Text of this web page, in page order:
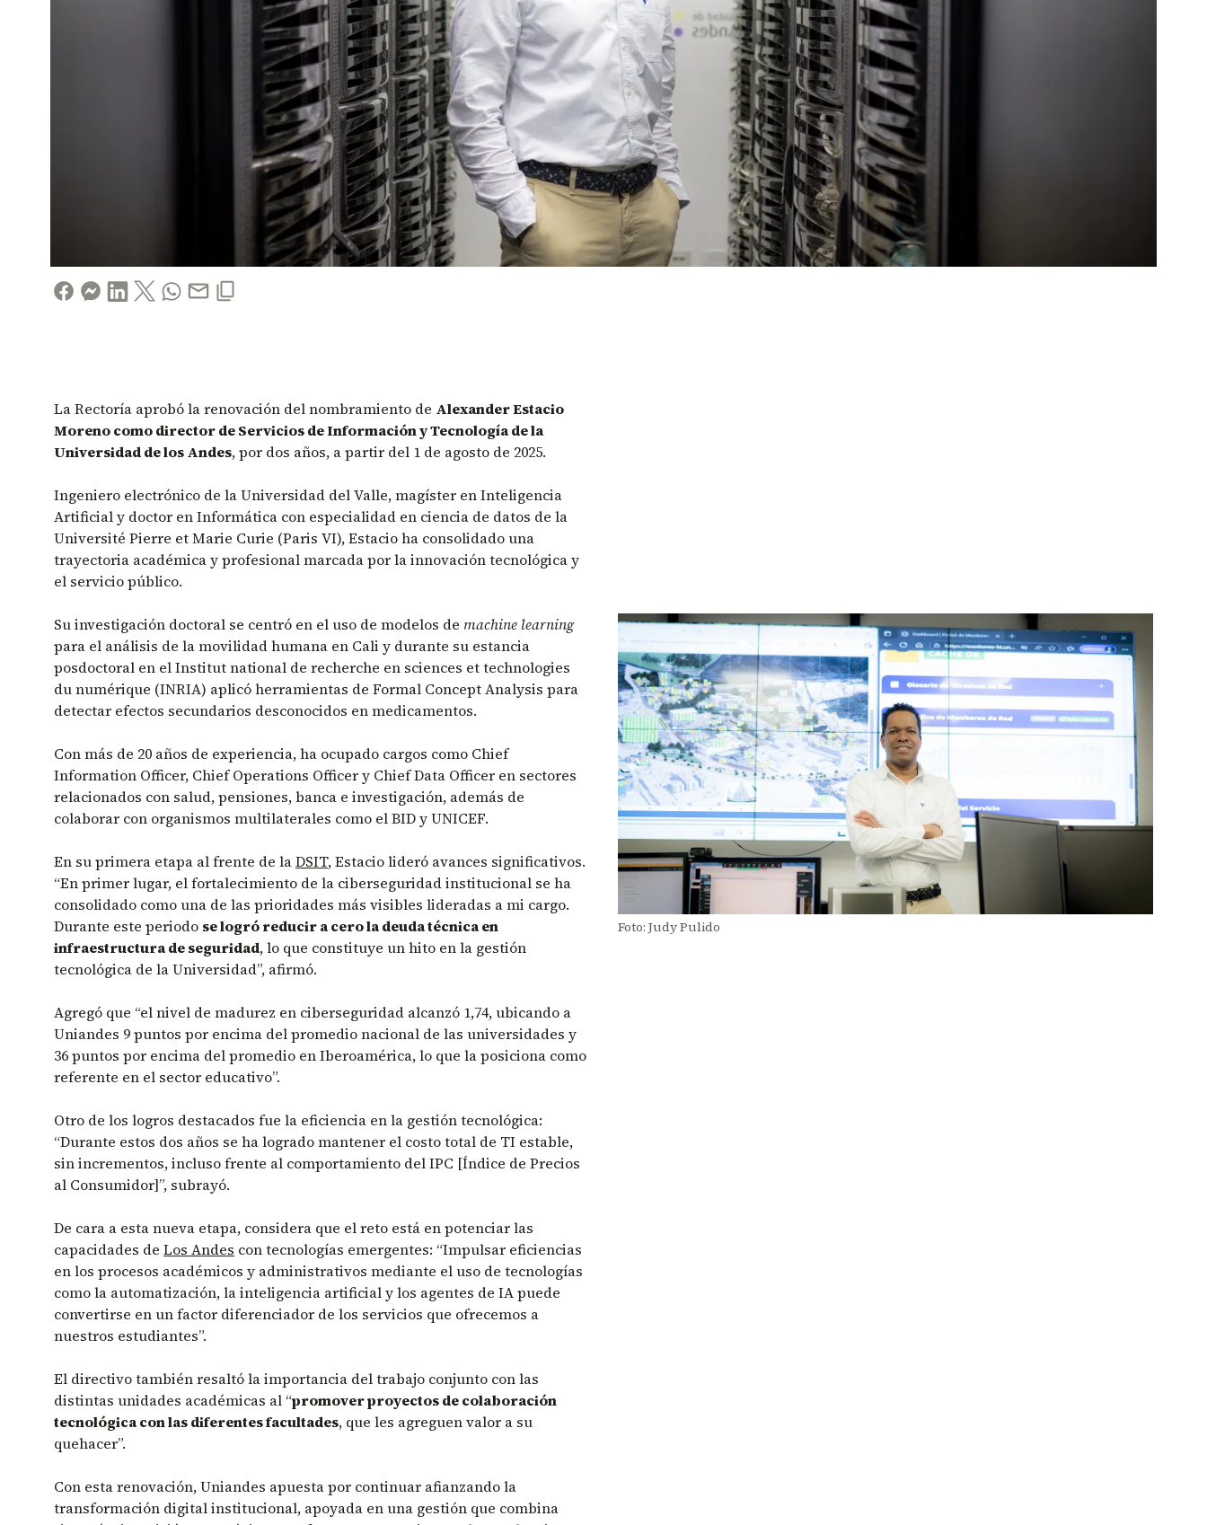
La Rectoría aprobó la renovación del nombramiento de Alexander Estacio
Moreno como director de Servicios de Información y Tecnología de la
Universidad de los Andes, por dos años, a partir del 1 de agosto de 2025.
Ingeniero electrónico de la Universidad del Valle, magíster en Inteligencia
Artificial y doctor en Informática con especialidad en ciencia de datos de la
Université Pierre et Marie Curie (Paris VI), Estacio ha consolidado una
trayectoria académica y profesional marcada por la innovación tecnológica y
el servicio público.
Su investigación doctoral se centró en el uso de modelos de machine learning
para el análisis de la movilidad humana en Cali y durante su estancia
posdoctoral en el Institut national de recherche en sciences et technologies
du numérique (INRIA) aplicó herramientas de Formal Concept Analysis para
detectar efectos secundarios desconocidos en medicamentos.
Con más de 20 años de experiencia, ha ocupado cargos como Chief
Information Officer, Chief Operations Officer y Chief Data Officer en sectores
relacionados con salud, pensiones, banca e investigación, además de
colaborar con organismos multilaterales como el BID y UNICEF.
En su primera etapa al frente de laDSIT, Estacio lideró avances significativos.
“En primer lugar, el fortalecimiento de la ciberseguridad institucional se ha
consolidado como una de las prioridades más visibles lideradas a mi cargo.
Durante este periodo se logró reducir a cero la deuda técnica en
infraestructura de seguridad, lo que constituye un hito en la gestión
tecnológica de la Universidad”, afirmó.
Agregó que “el nivel de madurez en ciberseguridad alcanzó 1,74, ubicando a
Uniandes 9 puntos por encima del promedio nacional de las universidades y
36 puntos por encima del promedio en Iberoamérica, lo que la posiciona como
referente en el sector educativo”.
Otro de los logros destacados fue la eficiencia en la gestión tecnológica:
“Durante estos dos años se ha logrado mantener el costo total de TI estable,
sin incrementos, incluso frente al comportamiento del IPC [Índice de Precios
al Consumidor]”, subrayó.
De cara a esta nueva etapa, considera que el reto está en potenciar las
capacidades de Los Andes con tecnologías emergentes: “Impulsar eficiencias
en los procesos académicos y administrativos mediante el uso de tecnologías
como la automatización, la inteligencia artificial y los agentes de IA puede
convertirse en un factor diferenciador de los servicios que ofrecemos a
nuestros estudiantes”.
El directivo también resaltó la importancia del trabajo conjunto con las
distintas unidades académicas al “promover proyectos de colaboración
tecnológica con las diferentes facultades, que les agreguen valor a su
quehacer”.
Con esta renovación, Uniandes apuesta por continuar afianzando la
transformación digital institucional, apoyada en una gestión que combina
Foto: Judy Pulido